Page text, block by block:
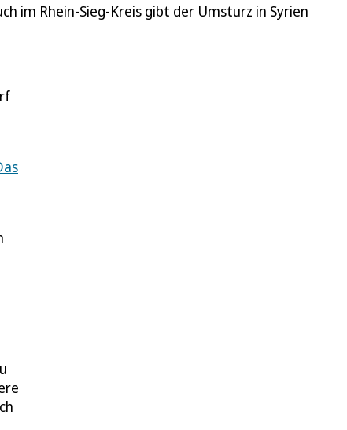
im Rhein-Sieg-Kreis gibt der Umsturz in Syrien